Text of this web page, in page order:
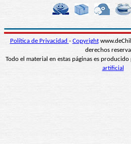
Política de Privacidad - Copyright
derechos
Todo el material en estas páginas es
artificial